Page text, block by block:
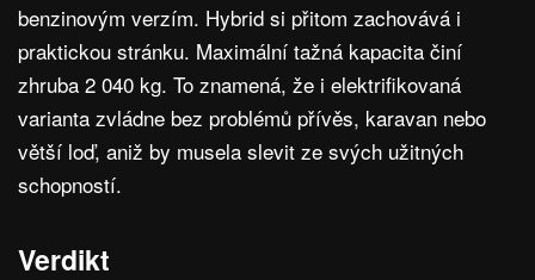
benzinovým verzím. Hybrid si přitom zachovává i
praktickou stránku. Maximální tažná kapacita činí
zhruba 2 040 kg. To znamená, že i elektrifikovaná
varianta zvládne bez problémů přívěs, karavan nebo
větší loď, aniž by musela slevit ze svých užitných
schopností.
Verdikt